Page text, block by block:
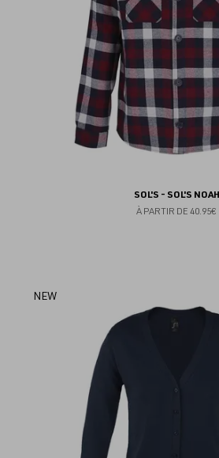
SOL'S - SOL'S NOAH
À PARTIR DE 40.95€
NEW